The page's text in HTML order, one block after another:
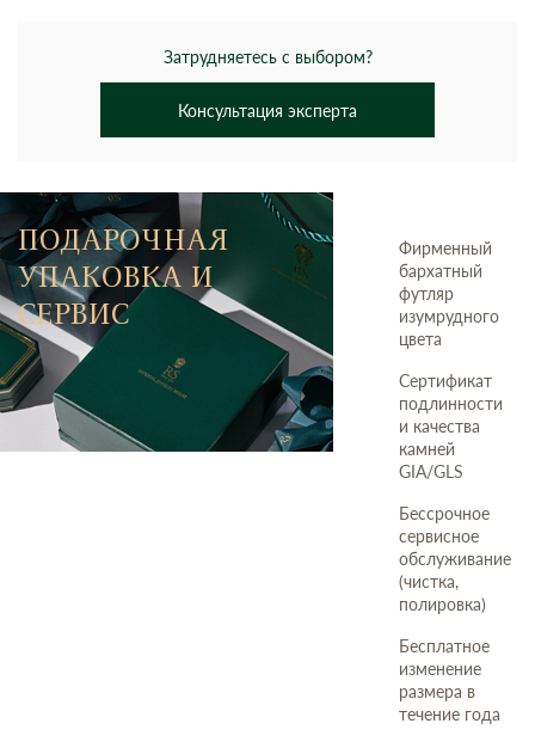
Затрудняетесь с выбором?
Консультация эксперта
ПОДАРОЧНАЯ
УПАКОВКА И
СЕРВИС
Фирменный
бархатный
футляр
изумрудного
цвета
Сертификат
подлинности
и качества
камней
GIA/GLS
Бессрочное
сервисное
обслуживание
(чистка,
полировка)
Бесплатное
изменение
размера в
течение года